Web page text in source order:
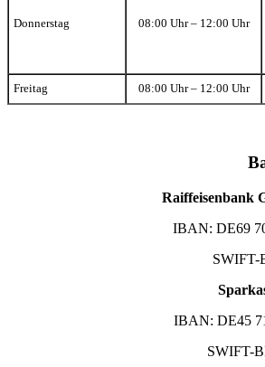
Donnerstag 08:00 Uhr – 12:00 Uhr
Freitag 08:00 Uhr – 12:00 Uhr
Raiffeisenbank
IBAN: DE69
SWIFT-
IBAN: DE45
SWIFT-